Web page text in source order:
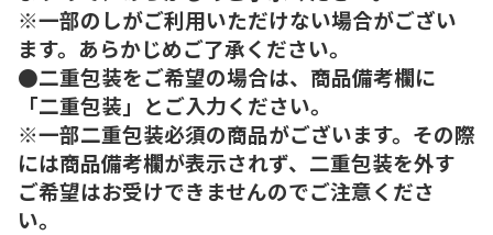
※一部のしがご利用いただけない場合がござい
ます。あらかじめご了承ください。
●二重包装をご希望の場合は、商品備考欄に
「二重包装」とご入力ください。
※一部二重包装必須の商品がございます。その際
には商品備考欄が表示されず、二重包装を外す
ご希望はお受けできませんのでご注意くださ
い。